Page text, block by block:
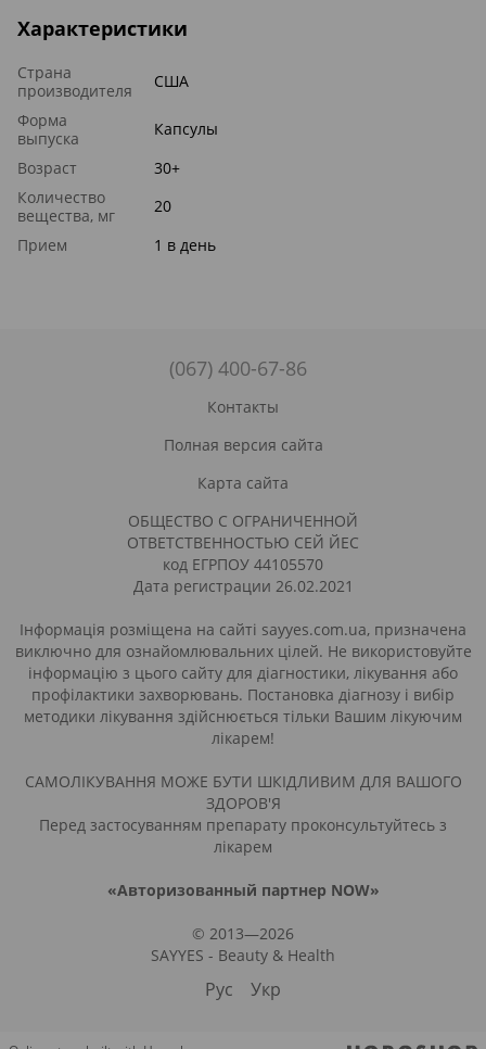
Характеристики
Страна
производителя
США
Форма
выпуска
Капсулы
Возраст
30+
Количество
вещества, мг
20
Прием
1 в день
(067) 400-67-86
Контакты
Полная версия сайта
Карта сайта
ОБЩЕСТВО С ОГРАНИЧЕННОЙ
ОТВЕТСТВЕННОСТЬЮ СЕЙ ЙЕС
код ЕГРПОУ 44105570
Дата регистрации 26.02.2021
Інформація розміщена на сайті sayyes.com.ua, призначена
виключно для ознайомлювальних цілей. Не використовуйте
інформацію з цього сайту для діагностики, лікування або
профілактики захворювань. Постановка діагнозу і вибір
методики лікування здійснюється тільки Вашим лікуючим
лікарем!
САМОЛІКУВАННЯ МОЖЕ БУТИ ШКІДЛИВИМ ДЛЯ ВАШОГО
ЗДОРОВ'Я
Перед застосуванням препарату проконсультуйтесь з
лікарем
«Авторизованный партнер NOW»
© 2013—2026
SAYYES - Beauty & Health
Рус Укр